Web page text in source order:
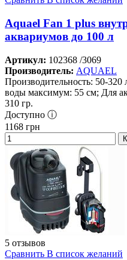
Aquael Fan 1 plus
аквариумов до 100 л
Артикул: 102368 /3069
Производитель: AQUAEL
Производительность: 50-
воды максимум: 55 см; Для
310 гр.
Доступно ⓘ
1168 грн
5 отзывов
Сравнить В список желаний